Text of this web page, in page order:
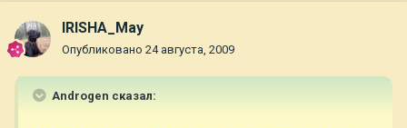
IRISHA_May
Опубликовано 24 августа, 2009
Androgen сказал: